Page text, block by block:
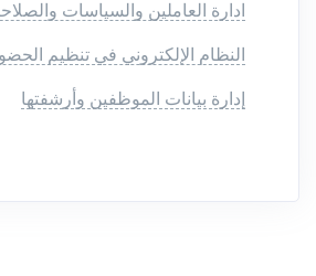
ادارة العاملين والسياسات
النظام الإلكتروني في تنظيم
إدارة بيانات الموظفين وأرشفتها